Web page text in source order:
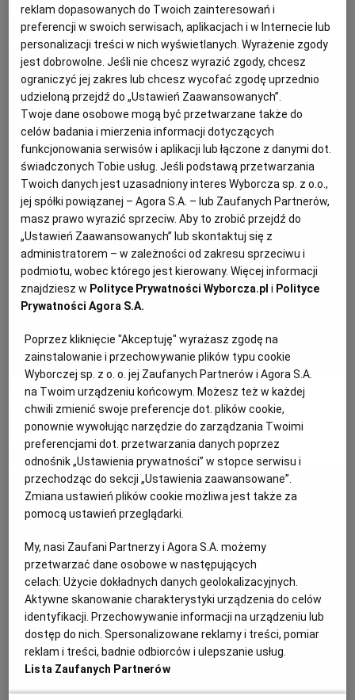
NAPOJE
SAŁATKI
MAKARONY
DRÓB
MIĘSA
RYBY
DOMOWE PRZETWORY
SOST, DIPY I INNE DODATKI
DOMOWE PRZYJĘCIE
GRILL
KUCHNIA CHIŃSKA
KUCHNIA TAJSKA
KUCHNIA GRECKA
KUCHNIA PORTUGALSKA
KUCHNIA FRANCUSKA
KUCHNIA AMERYKAŃSKA
KUCHNIA MEKSYKAŃSKA
KUCHNIA INDYJSKA
KUCHNIA HISZPAŃSKA
KUCHNIA NIEMIECKA
ZAKUPY
SPRZĘT KUCHENNY
FIT PRZEPISY
WEGE
WEGAN
BEZ GLUTENU
PODRÓŻE KULINARNE
HISTORIE KULINARNE
FELIETONY KULINARNE
KSIĄŻKI KULINARNE
SZEF KUCHNI
NASZE SERWISY
SERWISY LOKALNE
BIAŁYSTOK
BIELSKO-BIAŁA
BYDGOSZCZ
CZĘSTOCHOWA
GLIWICE
GORZÓW WIELKOPOLSKI
KALISZ
KATOWICE
KIELCE
KOSZALIN
KRAKÓW
WYBORCZA.PL
MAGAZYNY
DUŻY FORMAT
WOLNA SOBOTA
WYBORCZA TV I VOD
TYLKO ZDROWIE
KSIĄŻKI. MAGAZYN DO CZYTANIA
NASZA EUROPA
SŁÓWKA. MAGAZYN O JĘZYKU
WYBORCZA CLASSIC
WYBORCZA.BIZ
BIQDATA
JUTRONAUCI
ARCHIWUM
INNE SERWISY
GAZETA.PL
TOK FM
SPORT.PL
MATERIAŁ PROMOCYJNY
Letnia tarta z młodymi buraczkami i serem
MATERIAŁ PROMOCYJNY
reklam dopasowanych do Twoich zainteresowań i
preferencji w swoich serwisach, aplikacjach i w Internecie lub
personalizacji treści w nich wyświetlanych. Wyrażenie zgody
jest dobrowolne. Jeśli nie chcesz wyrazić zgody, chcesz
ograniczyć jej zakres lub chcesz wycofać zgodę uprzednio
udzieloną przejdź do „Ustawień Zaawansowanych”.
Twoje dane osobowe mogą być przetwarzane także do
celów badania i mierzenia informacji dotyczących
funkcjonowania serwisów i aplikacji lub łączone z danymi dot.
świadczonych Tobie usług. Jeśli podstawą przetwarzania
Twoich danych jest uzasadniony interes Wyborcza sp. z o.o.,
jej spółki powiązanej – Agora S.A. – lub Zaufanych Partnerów,
masz prawo wyrazić sprzeciw. Aby to zrobić przejdź do
„Ustawień Zaawansowanych” lub skontaktuj się z
administratorem – w zależności od zakresu sprzeciwu i
podmiotu, wobec którego jest kierowany. Więcej informacji
znajdziesz w Polityce Prywatności Wyborcza.pl i Polityce
Prywatności Agora S.A.
Poprzez kliknięcie "Akceptuję" wyrażasz zgodę na
zainstalowanie i przechowywanie plików typu cookie
Wyborczej sp. z o. o. jej Zaufanych Partnerów i Agora S.A.
na Twoim urządzeniu końcowym. Możesz też w każdej
chwili zmienić swoje preferencje dot. plików cookie,
ponownie wywołując narzędzie do zarządzania Twoimi
preferencjami dot. przetwarzania danych poprzez
odnośnik „Ustawienia prywatności” w stopce serwisu i
przechodząc do sekcji „Ustawienia zaawansowane”.
Zmiana ustawień plików cookie możliwa jest także za
pomocą ustawień przeglądarki.
My, nasi Zaufani Partnerzy i Agora S.A. możemy
przetwarzać dane osobowe w następujących
celach:Użycie dokładnych danych geolokalizacyjnych.
Aktywne skanowanie charakterystyki urządzenia do celów
identyfikacji. Przechowywanie informacji na urządzeniu lub
dostęp do nich. Spersonalizowane reklamy i treści, pomiar
reklam i treści, badnie odbiorców i ulepszanie usług.
Lista Zaufanych Partnerów